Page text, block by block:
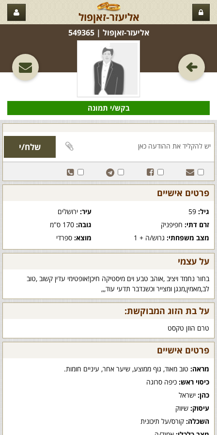
אליעזר-זאןפול
אליעזר-זאןפול‏ | 549365
בקש/י תמונה
פרטים אישיים
גיל: עיר:ירושלים
זרם דתי: חפיפניק גובה:170 ס"מ
מצב משפחתי: גרוש/ה + 1 מוצא:ספרדי
על עצמי
בחור נחמד ויציב ,אוהב טבע וים מיסטיקה חיכן!אופטימי עדין קשוב ,טוב
לב,מאמין,מנגן ומצייר וכשנדבר תדעי עוד,,,
על בת הזוג המבוקשת:
טרם הוזן טקסט
פרטים אישיים
מראה: טוב מאוד, גוף ממוצע, שיער אחר, עיניים חומות.
כיסוי ראש: כיפה סרוגה
כהן: ישראל
עיסוק: שיווק
השכלה: קורס/על תיכונית